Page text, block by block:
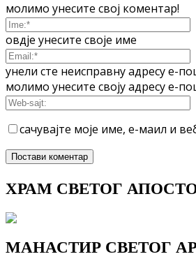
молимо унесите свој коментар!
овдје унесите своје име
унели сте неисправну адресу е-
молимо унесите своју адресу е-
сачувајте моје име, е-маил и
ХРАМ СВЕТОГ
МАНАСТИР СВЕТОГ